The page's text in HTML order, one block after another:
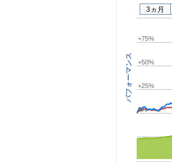
パフォーマンス
0%
+25%
+50%
+75%
3ヵ月